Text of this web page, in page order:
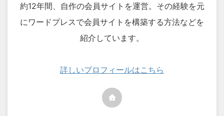
約12年間、自作の会員サイトを運営。その経験を元
にワードプレスで会員サイトを構築する方法などを
紹介しています。
詳しいプロフィールはこちら